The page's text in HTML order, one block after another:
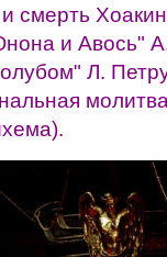
смерть
и Авось"
Л.